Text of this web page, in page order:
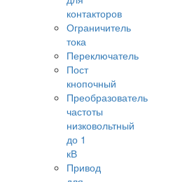
контакторов
Ограничитель
тока
Переключатель
Пост
кнопочный
Преобразователь
частоты
низковольтный
до 1
кВ
Привод